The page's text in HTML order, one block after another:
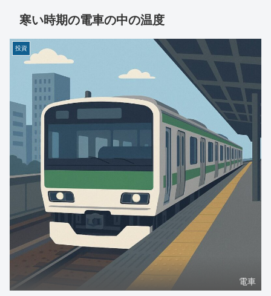
寒い時期の電車の中の温度
投資
電車